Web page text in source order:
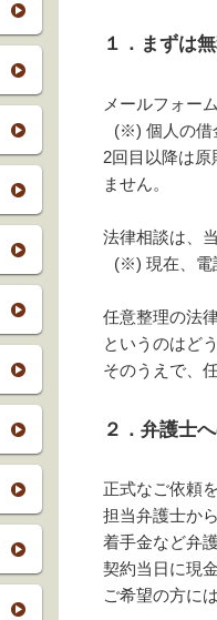
１．まずは
メールフォー
個人の借
2回目以降は
ません。
法律相談は、
現在、電
任意整理の法
というのはど
そのうえで、
２．弁護士
正式なご依頼
担当弁護士か
着手金など弁
契約当日に現
ご希望の方に